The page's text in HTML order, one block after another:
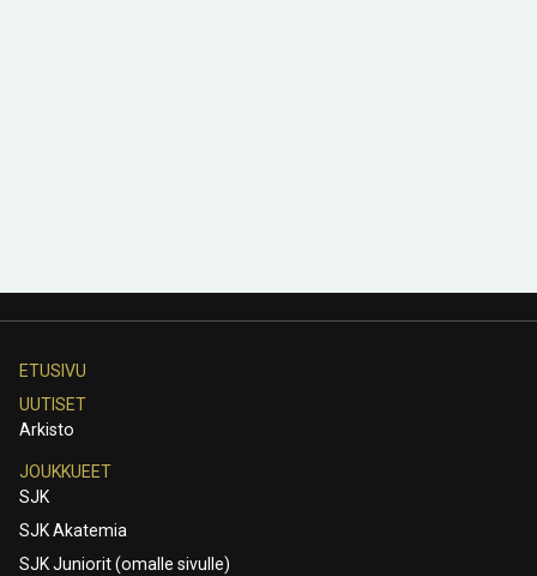
ETUSIVU
UUTISET
Arkisto
JOUKKUEET
SJK
SJK Akatemia
SJK Juniorit (omalle sivulle)